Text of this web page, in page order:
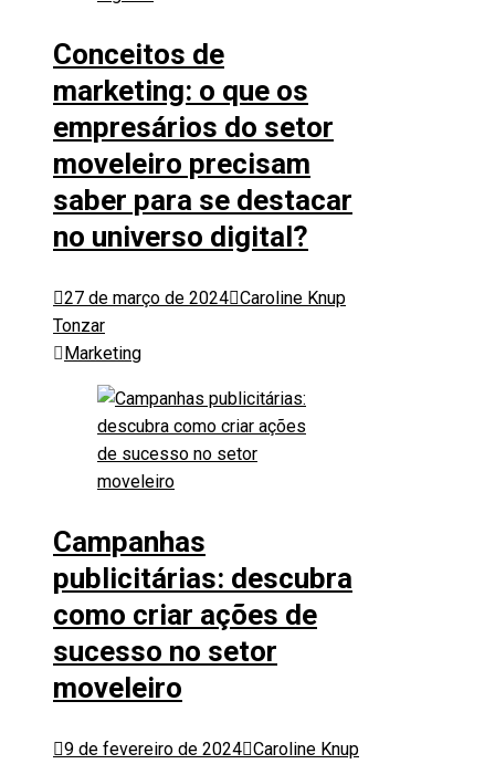
Conceitos de
marketing: o que os
empresários do setor
moveleiro precisam
saber para se destacar
no universo digital?
27 de março de 2024 Caroline Knup
Tonzar
Marketing
Campanhas
publicitárias: descubra
como criar ações de
sucesso no setor
moveleiro
9 de fevereiro de 2024 Caroline Knup